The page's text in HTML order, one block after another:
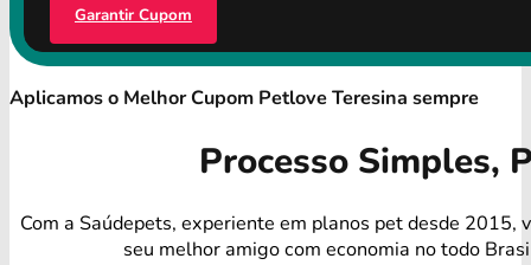
Garantir Cupom
Aplicamos o Melhor Cupom Petlove Teresina sempre
Processo Simples,
Com a Saúdepets, experiente em planos pet desde 2015,
seu melhor amigo com economia no todo